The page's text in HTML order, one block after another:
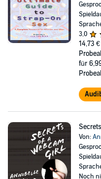
3,0
14,73 €
für
Von:
Noch